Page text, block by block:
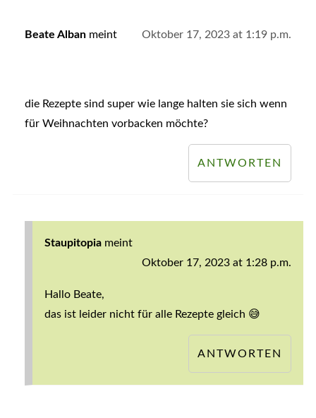
Beate Alban meint Oktober 17, 2023 at 1:19 p.m.
die Rezepte sind super wie lange halten sie sich wenn
für Weihnachten vorbacken möchte?
ANTWORTEN
Staupitopia meint
Oktober 17, 2023 at 1:28 p.m.
Hallo Beate,
das ist leider nicht für alle Rezepte gleich 😅
ANTWORTEN